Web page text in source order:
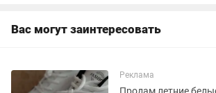
Вас могут заинтересовать
Реклама